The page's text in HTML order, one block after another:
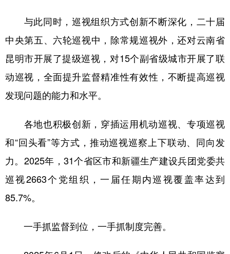
与此同时，巡视组织方式创新不断深化，二十届
中央第五、六轮巡视中，除常规巡视外，还对云南省
昆明市开展了提级巡视，对15个副省级城市开展了联
动巡视，全面提升监督精准性有效性，不断提高巡视
发现问题的能力和水平。
各地也积极创新，穿插运用机动巡视、专项巡视
和“回头看”等方式，推动巡视巡察上下联动、同向发
力。2025年，31个省区市和新疆生产建设兵团党委共
巡视2663个党组织，一届任期内巡视覆盖率达到
85.7%。
一手抓监督到位，一手抓制度完善。